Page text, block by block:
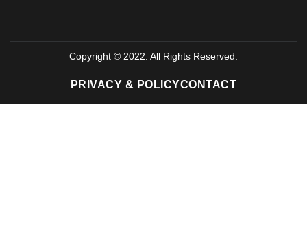
Copyright © 2022. All Rights Reserved.
PRIVACY & POLICYCONTACT